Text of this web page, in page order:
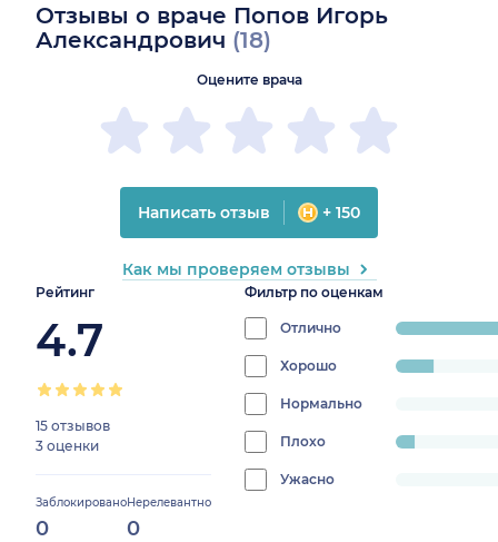
Отзывы о враче Попов Игорь
Александрович (18)
Рейтинг
4.7
15 отзывов
3 оценки
Заблокировано
0
Нерелевантно
0
Фильтр по оценкам
Отличноprogress:
Хорошо
11.11111111111111%
Нормально
0%
Плохо
progress:
5.555555555555555%
Ужасно
0%
Оцените врача
Написать отзыв + 150
Как мы проверяем отзывы